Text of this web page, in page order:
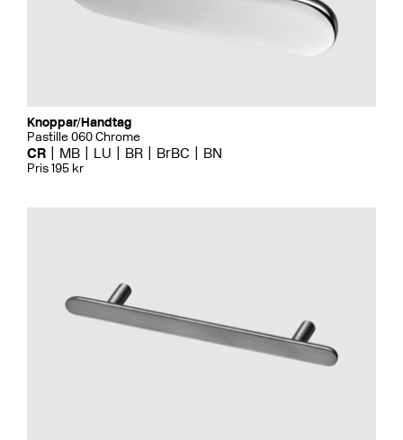
Knoppar/Handtag
Pastille 060 Chrome
CR MB LU BR BrBC BN
Pris 195 kr